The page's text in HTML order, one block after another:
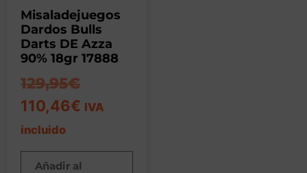
Misaladejuegos
Dardos Bulls
Darts DE Azza
90% 18gr 17888
129,95€
110,46€ IVA
incluido
Añadir al